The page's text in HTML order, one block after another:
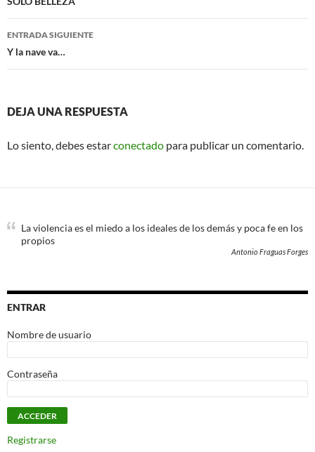
entradas
ENTRADA SIGUIENTE
Y la nave va…
DEJA UNA RESPUESTA
Lo siento, debes estarconectado para publicar un comentario.
La violencia es el miedo a los ideales de los demás y poca fe en los
propios
Antonio Fraguas Forges
ENTRAR
Nombre de usuario
Contraseña
Registrarse